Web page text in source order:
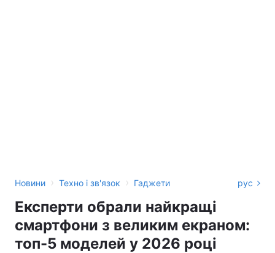
Новини › Техно і зв'язок › Гаджети рус
Експерти обрали найкращі
смартфони з великим екраном:
топ-5 моделей у 2026 році